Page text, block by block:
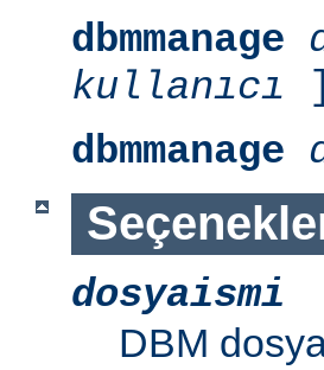
dbmmanage
kullanıcı ]
dbmmanage
dosyaismi
DBM